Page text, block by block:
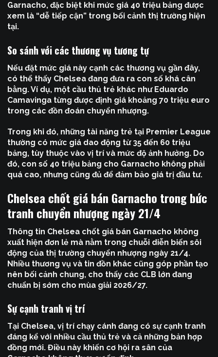
Garnacho, đặc biệt khi mức giá 40 triệu bảng được
xem là “dễ tiếp cận” trong bối cảnh thị trường hiện
tại.
So sánh với các thương vụ tương tự
Nếu đặt mức giá này cạnh các thương vụ gần đây,
có thể thấy Chelsea đang đưa ra con số khá cân
bằng. Ví dụ, một cầu thủ trẻ khác như Eduardo
Camavinga từng được định giá khoảng 70 triệu euro
trong các đồn đoán chuyển nhượng.
Trong khi đó, những tài năng trẻ tại Premier League
thường có mức giá dao động từ 35 đến 60 triệu
bảng, tùy thuộc vào vị trí và mức độ ảnh hưởng. Do
đó, con số 40 triệu bảng cho Garnacho không phải
quá cao, nhưng cũng đủ để đảm bảo giá trị đầu tư.
Chelsea chốt giá bán Garnacho trong bức
tranh chuyển nhượng ngày 21/4
Thông tin Chelsea chốt giá bán Garnacho không
xuất hiện đơn lẻ mà nằm trong chuỗi diễn biến sôi
động của thị trường chuyển nhượng ngày 21/4.
Nhiều thương vụ và tin đồn khác cũng góp phần tạo
nên bối cảnh chung, cho thấy các CLB lớn đang
chuẩn bị sớm cho mùa giải 2026/27.
Sự cạnh tranh vị trí
Tại Chelsea, vị trí chạy cánh đang có sự cạnh tranh
đáng kể với nhiều cầu thủ trẻ và cả những bản hợp
đồng mới. Điều này khiến cơ hội ra sân của